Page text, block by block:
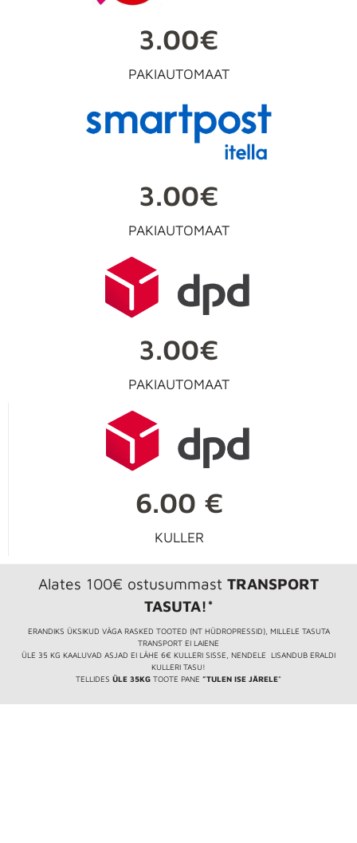
3.00€
PAKIAUTOMAAT
3.00€
PAKIAUTOMAAT
3.00€
PAKIAUTOMAAT
6.00 €
KULLER
Alates 100€ ostusummast TRANSPORT
TASUTA!*
ERANDIKS ÜKSIKUD VÄGA RASKED TOOTED (NT HÜDROPRESSID), MILLELE TASUTA
TRANSPORT EI LAIENE
ÜLE 35 KG KAALUVAD ASJAD EI LÄHE 6€ KULLERI SISSE, NENDELE LISANDUB ERALDI
KULLERI TASU!
TELLIDES ÜLE 35KG TOOTE PANE ”TULEN ISE JÄRELE”